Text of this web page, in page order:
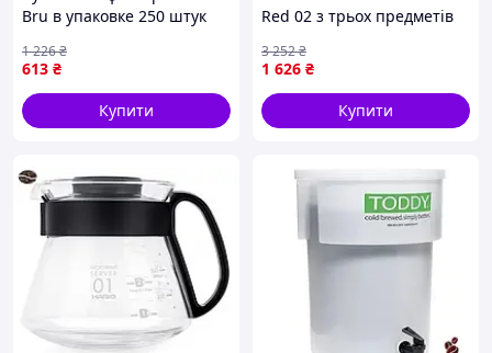
Bru в упаковке 250 штук
ароматного кофе
613 ₴
1 226₴
Купити
Red 02 з трьох предметів
заварювання кави
1 626 ₴
3 252₴
Купити